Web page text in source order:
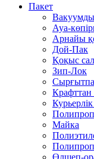
Пакет
Ауа-
Арнайы
Дой-Пак
Қоқыс
Зип-Лок
Крафттан
Майка
Өлшеп-